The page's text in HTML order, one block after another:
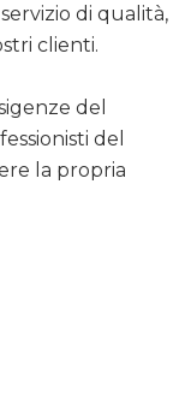
di qualità,
clienti.
del
del
la propria